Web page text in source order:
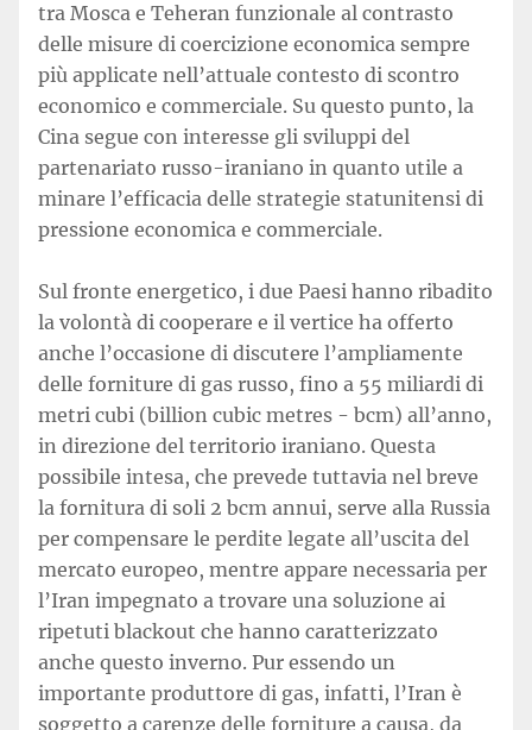
tra Mosca e Teheran funzionale al contrasto
delle misure di coercizione economica sempre
più applicate nell’attuale contesto di scontro
economico e commerciale. Su questo punto, la
Cina segue con interesse gli sviluppi del
partenariato russo-iraniano in quanto utile a
minare l’efficacia delle strategie statunitensi di
pressione economica e commerciale.
Sul fronte energetico, i due Paesi hanno ribadito
la volontà di cooperare e il vertice ha offerto
anche l’occasione di discutere l’ampliamente
delle forniture di gas russo, fino a 55 miliardi di
metri cubi (billion cubic metres - bcm) all’anno,
in direzione del territorio iraniano. Questa
possibile intesa, che prevede tuttavia nel breve
la fornitura di soli 2 bcm annui, serve alla Russia
per compensare le perdite legate all’uscita del
mercato europeo, mentre appare necessaria per
l’Iran impegnato a trovare una soluzione ai
ripetuti blackout che hanno caratterizzato
anche questo inverno. Pur essendo un
importante produttore di gas, infatti, l’Iran è
soggetto a carenze delle forniture a causa, da